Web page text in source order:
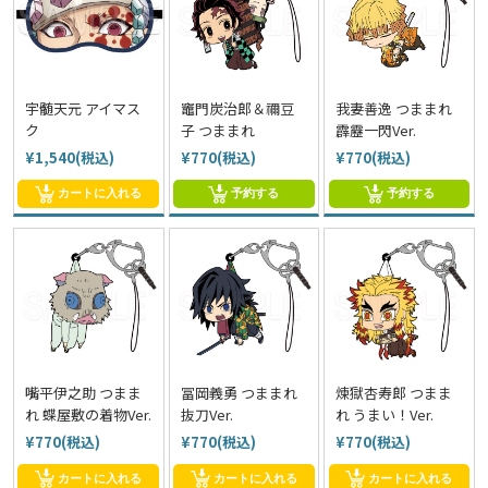
宇髄天元 アイマス
ク
¥1,540(税込)
カートに入れる
竈門炭治郎＆禰豆
子 つままれ
¥770(税込)
予約する
我妻善逸 つままれ
霹靂一閃Ver.
¥770(税込)
予約する
嘴平伊之助 つまま
れ 蝶屋敷の着物Ver.
¥770(税込)
カートに入れる
冨岡義勇 つままれ
抜刀Ver.
¥770(税込)
カートに入れる
煉獄杏寿郎 つまま
れ うまい！Ver.
¥770(税込)
カートに入れる